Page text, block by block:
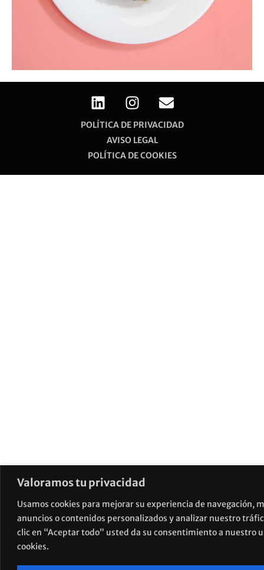
Valoramos tu privacidad
Usamos cookies para mejorar su experiencia de navegación,
anuncios o contenidos personalizados y analizar nuestro
clic en “Aceptar todo” usted da su consentimiento a nuestro
cookies.
POLÍTICA DE PRIVACIDAD
AVISO LEGAL
POLÍTICA DE COOKIES